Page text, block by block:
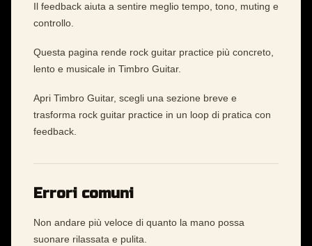
Il feedback aiuta a sentire meglio tempo, tono, muting e
controllo.
Questa pagina rende rock guitar practice più concreto,
lento e musicale in Timbro Guitar.
Apri Timbro Guitar, scegli una sezione breve e
trasforma rock guitar practice in un loop di pratica con
feedback.
Errori comuni
Non andare più veloce di quanto la mano possa
suonare rilassata e pulita.